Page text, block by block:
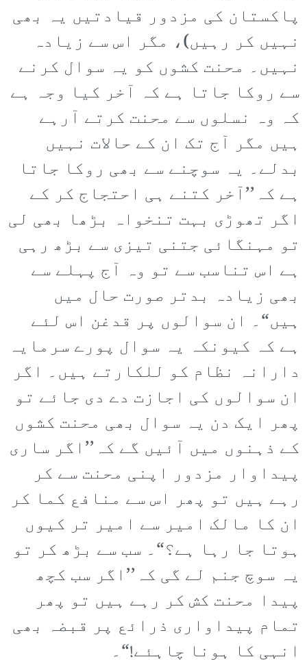
پاکستان کی مزدور قیادتیں یہ بھی
نہیں کر رہیں)، مگر اس سے زیادہ
نہیں۔ محنت کشوں کو یہ سوال کرنے
سے روکا جاتا ہے کہ آخر کیا وجہ ہے
کہ وہ نسلوں سے محنت کرتے آرہے
ہیں مگر آج تک ان کے حالات نہیں
بدلے۔ یہ سوچنے سے بھی روکا جاتا
ہے کہ’’آخر کتنے ہی احتجاج کر کے
اگر تھوڑی بہت تنخواہ بڑھا بھی لی
تو مہنگائی جتنی تیزی سے بڑھ رہی
ہے اس تناسب سے تو وہ آج پہلے سے
بھی زیادہ بدتر صورت حال میں
ہیں“۔ ان سوالوں پر قدغن اس لئے
ہے کہ کیونکہ یہ سوال پورے سرمایہ
دارانہ نظام کو للکارتے ہیں۔ اگر
ان سوالوں کی اجازت دے دی جائے تو
پھر ایک دن یہ سوال بھی محنت کشوں
کے ذہنوں میں آئیں گے کہ’’اگر ساری
پیداوار مزدور اپنی محنت سے کر
رہے ہیں تو پھر اس سے منافع کما کر
ان کا مالک امیر سے امیر تر کیوں
ہوتا جا رہا ہے؟“۔ سب سے بڑھ کر تو
یہ سوچ جنم لے گی کہ’’اگر سب کچھ
پیدا محنت کش کر رہے ہیں تو پھر
تمام پیداواری ذرائع پر قبضہ بھی
انہی کا ہونا چاہئے!“۔